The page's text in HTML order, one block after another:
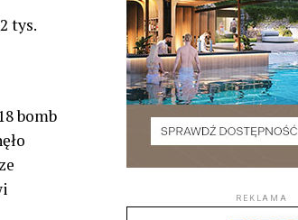
tys.
bomb
REKLAMA